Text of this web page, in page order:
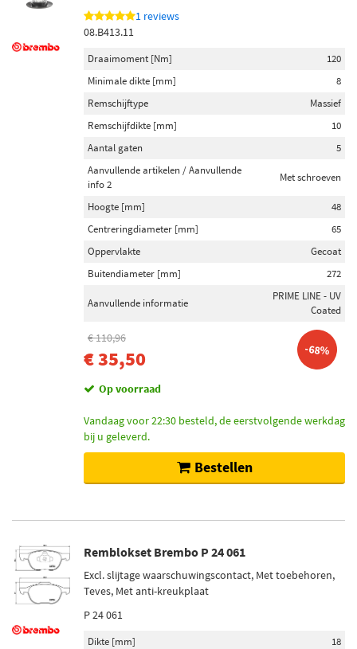
1 reviews
08.B413.11
Draaimoment [Nm]
120
Minimale dikte [mm]
8
Remschijftype
Massief
Remschijfdikte [mm]
10
Aantal gaten
5
Aanvullende artikelen / Aanvullende
info 2
Met schroeven
Hoogte [mm]
48
Centreringdiameter [mm]
65
Oppervlakte
Gecoat
Buitendiameter [mm]
272
Aanvullende informatie
PRIME LINE - UV
Coated
€ 110,96
€ 35,50 -68%
Op voorraad
Vandaag voor 22:30 besteld, de eerstvolgende werkdag
bij u geleverd.
Bestellen
Remblokset Brembo P 24 061
Excl. slijtage waarschuwingscontact, Met toebehoren,
Teves, Met anti-kreukplaat
P 24 061
Dikte [mm]
18